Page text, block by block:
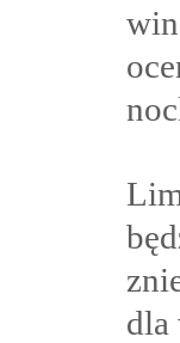
dla